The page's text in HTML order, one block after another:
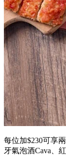
每位加$230可享
牙氣泡酒Cava、